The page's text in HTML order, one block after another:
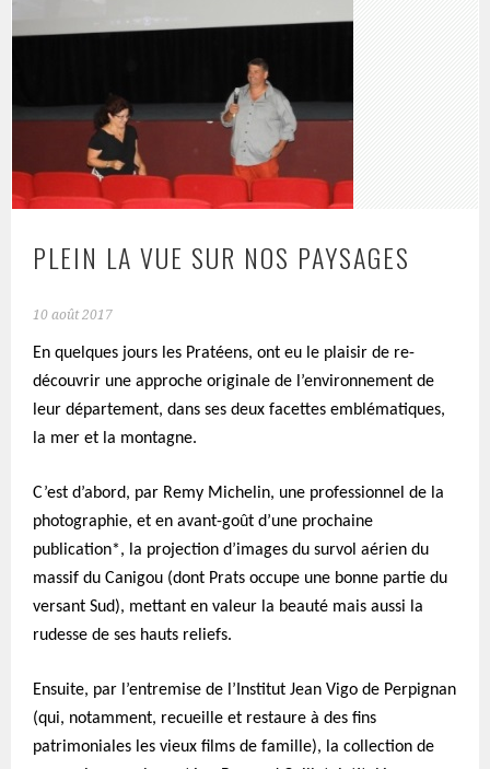
PLEIN LA VUE SUR NOS PAYSAGES
10 août 2017
En quelques jours les Pratéens, ont eu le plaisir de re-
découvrir une approche originale de l’environnement de
leur département, dans ses deux facettes emblématiques,
la mer et la montagne.
C’est d’abord, par Remy Michelin, une professionnel de la
photographie, et en avant-goût d’une prochaine
publication*, la projection d’images du survol aérien du
massif du Canigou (dont Prats occupe une bonne partie du
versant Sud), mettant en valeur la beauté mais aussi la
rudesse de ses hauts reliefs.
Ensuite, par l’entremise de l’Institut Jean Vigo de Perpignan
(qui, notamment, recueille et restaure à des fins
patrimoniales les vieux films de famille), la collection de